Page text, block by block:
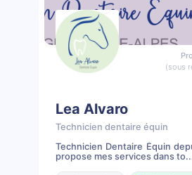
(sous
Lea Alvaro
Technicien dentaire équin
Technicien Dentaire Équin
propose mes services dans